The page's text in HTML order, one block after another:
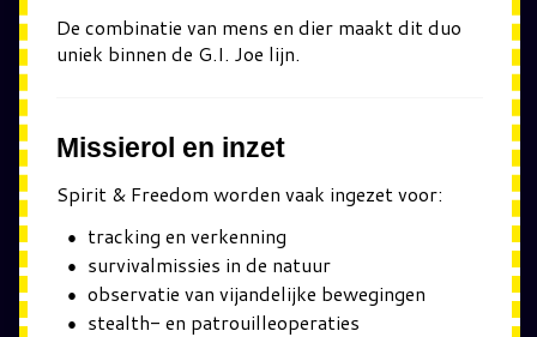
De combinatie van mens en dier maakt dit duo
uniek binnen de G.I. Joe lijn.
Missierol en inzet
Spirit & Freedom worden vaak ingezet voor:
tracking en verkenning
survivalmissies in de natuur
observatie van vijandelijke bewegingen
stealth- en patrouilleoperaties